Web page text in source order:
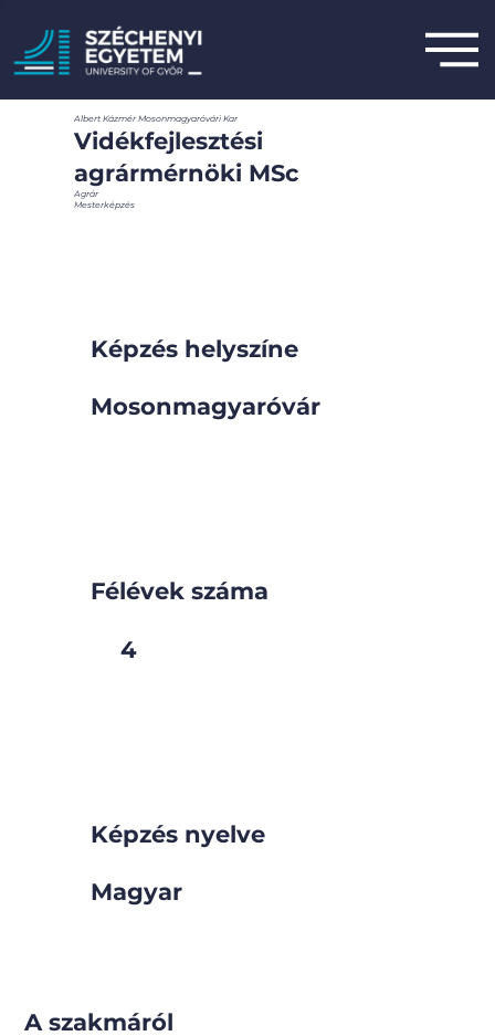
Vidékfejlesztési
agrármérnöki MSc
Agrár
Mesterképzés
Albert Kázmér Mosonmagyaróvári Kar
Képzés helyszíne
Mosonmagyaróvár
Félévek száma
4
Képzés nyelve
Magyar
A szakmáról